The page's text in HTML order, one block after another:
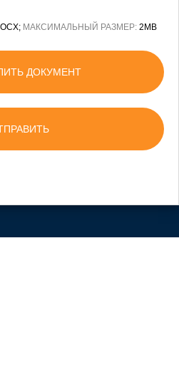
МАКСИМАЛЬНЫЙ РАЗМЕР: 2MB
ДОКУМЕНТ